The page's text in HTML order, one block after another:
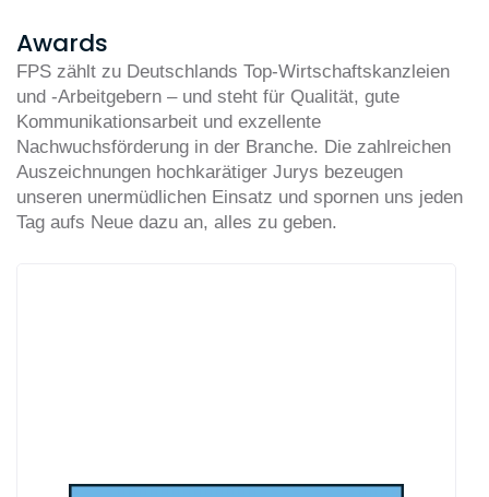
Awards
FPS zählt zu Deutschlands Top-Wirtschaftskanzleien
und -Arbeitgebern – und steht für Qualität, gute
Kommunikationsarbeit und exzellente
Nachwuchsförderung in der Branche. Die zahlreichen
Auszeichnungen hochkarätiger Jurys bezeugen
unseren unermüdlichen Einsatz und spornen uns jeden
Tag aufs Neue dazu an, alles zu geben.